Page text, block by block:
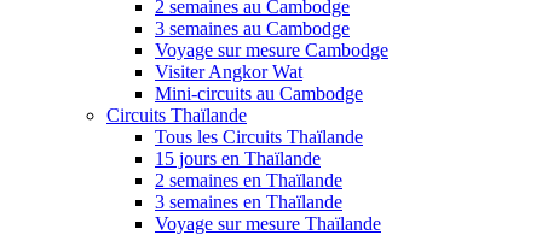
2 semaines au Cambodge
3 semaines au Cambodge
Voyage sur mesure Cambodge
Visiter Angkor Wat
Mini-circuits au Cambodge
Circuits Thaïlande
Tous les Circuits Thaïlande
15 jours en Thaïlande
2 semaines en Thaïlande
3 semaines en Thaïlande
Voyage sur mesure Thaïlande